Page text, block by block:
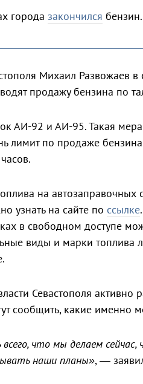
города закончился бензин.
Михаил Развожаев в
продажу бензина по
АИ-92 и АИ-95. Такая
лимит по продаже
на
узнать на сайте по ссылке
в свободном доступе
виды и марки топлива
Севастополя активно
сообщить, какие именно
что мы делаем
наши планы», —